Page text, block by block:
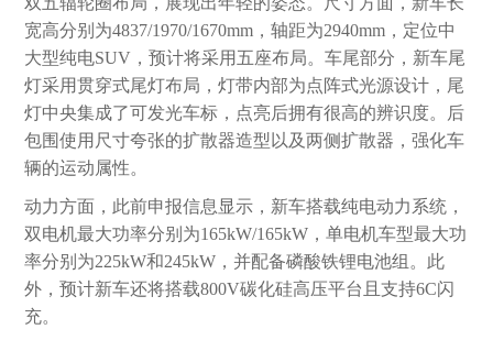
宽高分别为4837/1970/1670mm，轴距为2940mm，定位中
大型纯电SUV，预计将采用五座布局。车尾部分，新车尾
灯采用贯穿式尾灯布局，灯带内部为点阵式光源设计，尾
灯中央集成了可发光车标，点亮后拥有很高的辨识度。后
包围使用尺寸夸张的扩散器造型以及两侧扩散器，强化车
辆的运动属性。
动力方面，此前申报信息显示，新车搭载纯电动力系统，
双电机最大功率分别为165kW/165kW，单电机车型最大功
率分别为225kW和245kW，并配备磷酸铁锂电池组。此
外，预计新车还将搭载800V碳化硅高压平台且支持6C闪
充。